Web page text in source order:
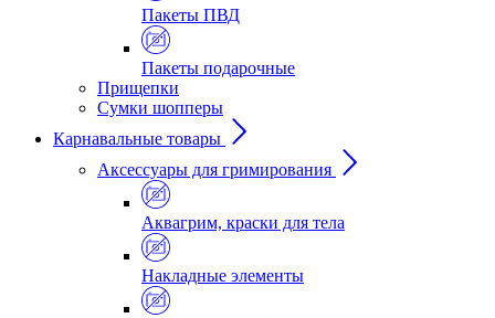
Пакеты ПВД
Пакеты подарочные
Прищепки
Сумки шопперы
Карнавальные товары
Аксессуары для гримирования
Аквагрим, краски для тела
Накладные элементы